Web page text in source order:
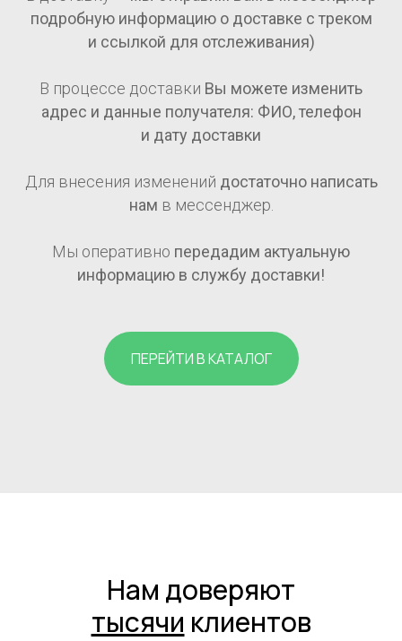
подробную информацию о доставке с треком
и ссылкой для отслеживания)
В процессе доставки Вы можете изменить
адрес и данные получателя: ФИО, телефон
и дату доставки
Для внесения изменений достаточно написать
нам в мессенджер.
Мы оперативно передадим актуальную
информацию в службу доставки!
ПЕРЕЙТИ В КАТАЛОГ
Нам доверяют
тысячи клиентов